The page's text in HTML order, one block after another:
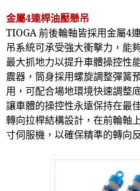
金屬4連桿油壓懸吊
TIOGA前後輪軸皆採用金屬4
吊系統可承受強大衝擊力，能
最大抓地力以提升車體操控性
震器，筒身採用螺旋調整彈簧
用，可配合場地環境快速調整
讓車體的操控性永遠保持在最
轉向拉桿結構設計，在前輪軸
寸伺服機，以確保精準的轉向